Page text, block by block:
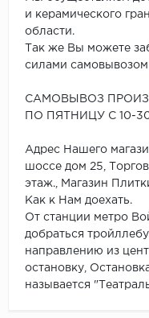
и керамического
области.
Так же Вы можете
силами самовывозом
САМОВЫВОЗ
ПО ПЯТНИЦУ С 10-
Адрес Нашего
шоссе дом 25,
этаж., Магазин
Как к Нам доехать.
От станции метро
добраться
направлению из
остановку,
называется